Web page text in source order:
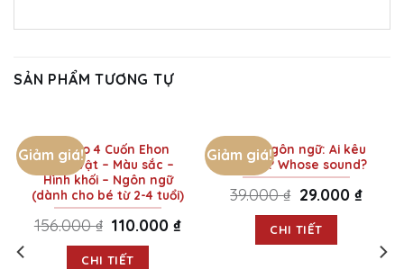
SẢN PHẨM TƯƠNG TỰ
Giảm giá!
Combo 4 Cuốn Ehon
Động vật – Màu sắc –
Hình khối – Ngôn ngữ
(dành cho bé từ 2-4 tuổi)
156.000₫ Original
price
was:
156.000 ₫.
110.000₫Current
CHI TIẾT
Giảm giá!
Ehon Ngôn ngữ: Ai kêu
thế nhỉ? Whose sound?
39.000₫ Original
price
was:
39.000 ₫.
29.000 ₫Current
price
CHI TIẾT